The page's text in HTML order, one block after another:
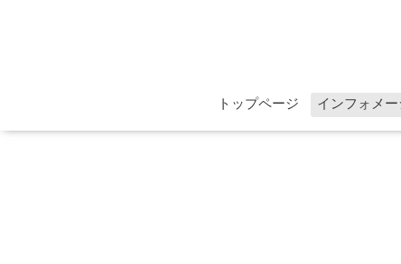
トップページ インフォメー